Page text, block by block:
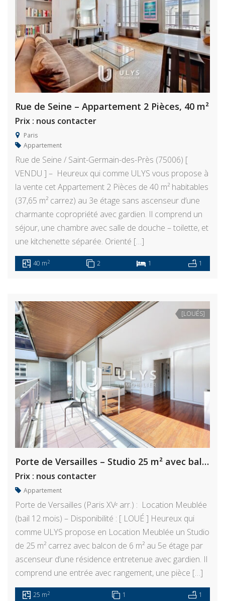
Rue de Seine – Appartement 2 Pièces, 40 m²
Prix : nous contacter
Paris
Appartement
Rue de Seine / Saint-Germain-des-Près (75006) [
VENDU ] – Heureux qui comme ULYS vous propose à
la vente cet Appartement 2 Pièces de 40 m² habitables
(37,65 m² carrez) au 3e étage sans ascenseur d’une
charmante copropriété avec gardien. Il comprend un
séjour, une chambre avec salle de douche – toilette, et
une kitchenette séparée. Orienté […]
40 m2 2 1 1
[LOUÉS]
Porte de Versailles – Studio 25 m² avec balcon 6 m²
Prix : nous contacter
Appartement
Porte de Versailles (Paris XVᵉ arr.) : Location Meublée
(bail 12 mois) – Disponibilité : [ LOUÉ ] Heureux qui
comme ULYS propose en Location Meublée un Studio
de 25 m² carrez avec balcon de 6 m² au 5e étage par
ascenseur d’une résidence entretenue avec gardien. Il
comprend une entrée avec rangement, une pièce […]
25 m2 1 1